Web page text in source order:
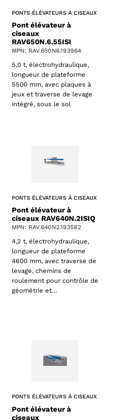
PONTS ÉLÉVATEURS À CISEAUX
Pont élévateur à
ciseaux
RAV650N.6.55ISI
MPN: RAV.650N6.193964
5,0 t, électrohydraulique,
longueur de plateforme
5500 mm, avec plaques à
jeux et traverse de levage
intégré, sous le sol
PONTS ÉLÉVATEURS À CISEAUX
Pont élévateur à
ciseaux RAV640N.2ISIQ
MPN: RAV.640N2.193582
4,2 t, électrohydraulique,
longueur de plateforme
4600 mm, avec traverse de
levage, chemins de
roulement pour contrôle de
géométrie et…
PONTS ÉLÉVATEURS À CISEAUX
Pont élévateur à
ciseaux